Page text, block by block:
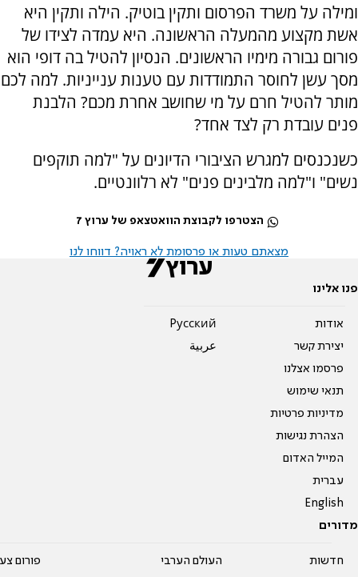
‏ומילה על משרד הפרסום ותקין בוטיק. הילה ותקין היא
אשת מקצוע מהמעלה הראשונה. היא עמדה לצידו של
פורום גבורה מימיו הראשונים. הנסיון להטיל בה דופי הוא
מסך עשן לחוסר התמודדות עם טענות ענייניות. למה לכם
מותר להטיל חרם על מי שחושב אחרת מכם? הלבנת
פנים עובדת רק לצד אחד?
‏כשנכנסים למגרש הציבורי הדיונים על "למה תוקפים
נשים" ו"למה מלבינים פנים" לא רלוונטיים.
הצטרפו לקבוצת הוואטצאפ של ערוץ 7
מצאתם טעות או פרסומת לא ראויה? דווחו לנו
פנו אלינו
אודות
יצירת קשר
פרסמו אצלנו
תנאי שימוש
מדיניות פרטיות
הצהרת נגישות
המייל האדום
עברית
English
Pусский
عربية
מדורים
חדשות העולם הערבי פורום